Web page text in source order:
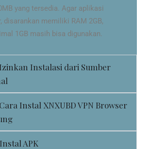
yang tersedia. Agar aplikasi
disarankan memiliki RAM 2GB,
1GB masih bisa digunakan.
Instalasi dari Sumber
Instal XNXUBD VPN Browser
APK